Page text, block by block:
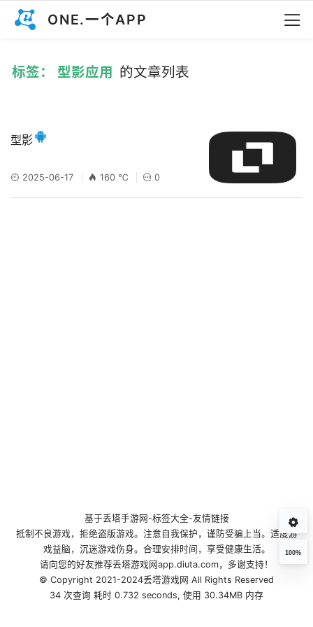
ONE.一个APP
标签： 型影应用 的文章列表
型影
2025-06-17 160 ℃ 0
100%
基于丢塔手游网 -标签大全-友情链接
抵制不良游戏，拒绝盗版游戏。注意自我保护，谨防受骗上当。适度游
戏益脑，沉迷游戏伤身。合理安排时间，享受健康生活。
请向您的好友推荐丢塔游戏网app.diuta.com，多谢支持！
© Copyright 2021-2024丢塔游戏网 All Rights Reserved
34 次查询 耗时 0.732 seconds, 使用 30.34MB 内存